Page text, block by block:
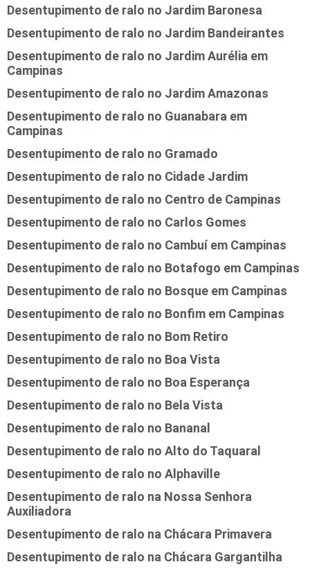
Desentupimento de ralo no Jardim Baronesa
Desentupimento de ralo no Jardim Bandeirantes
Desentupimento de ralo no Jardim Aurélia em
Campinas
Desentupimento de ralo no Jardim Amazonas
Desentupimento de ralo no Guanabara em
Campinas
Desentupimento de ralo no Gramado
Desentupimento de ralo no Cidade Jardim
Desentupimento de ralo no Centro de Campinas
Desentupimento de ralo no Carlos Gomes
Desentupimento de ralo no Cambuí em Campinas
Desentupimento de ralo no Botafogo em Campinas
Desentupimento de ralo no Bosque em Campinas
Desentupimento de ralo no Bonfim em Campinas
Desentupimento de ralo no Bom Retiro
Desentupimento de ralo no Boa Vista
Desentupimento de ralo no Boa Esperança
Desentupimento de ralo no Bela Vista
Desentupimento de ralo no Bananal
Desentupimento de ralo no Alto do Taquaral
Desentupimento de ralo no Alphaville
Desentupimento de ralo na Nossa Senhora
Auxiliadora
Desentupimento de ralo na Chácara Primavera
Desentupimento de ralo na Chácara Gargantilha